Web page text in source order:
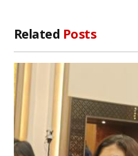
Related Posts